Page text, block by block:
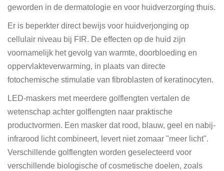
geworden in de dermatologie en voor huidverzorging thuis.
Er is beperkter direct bewijs voor huidverjonging op
cellulair niveau bij FIR. De effecten op de huid zijn
voornamelijk het gevolg van warmte, doorbloeding en
oppervlakteverwarming, in plaats van directe
fotochemische stimulatie van fibroblasten of keratinocyten.
LED-maskers met meerdere golflengten vertalen de
wetenschap achter golflengten naar praktische
productvormen. Een masker dat rood, blauw, geel en nabij-
infrarood licht combineert, levert niet zomaar "meer licht".
Verschillende golflengten worden geselecteerd voor
verschillende biologische of cosmetische doelen, zoals